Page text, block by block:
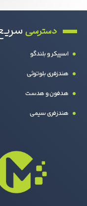
دسترسی
اسپیکر و بلندگو
هندزفری بلوتوثی
هدفون و هدست
هندزفری سیمی